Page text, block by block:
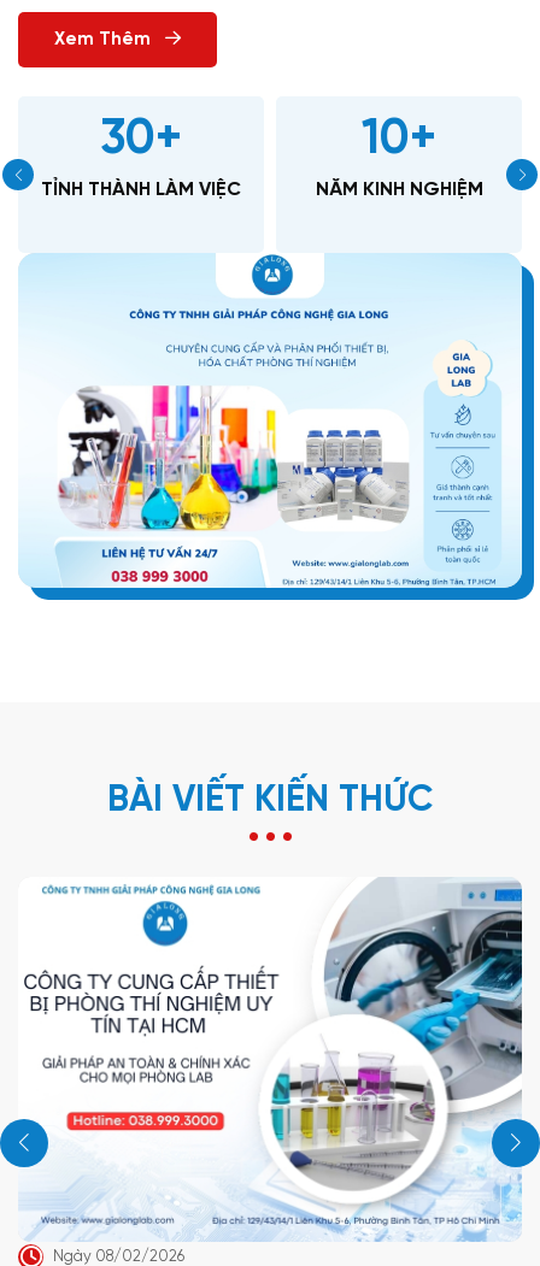
lượng làm nền tảng, Gia Long không ngừng mở rộng
Xem Thêm
30+
TỈNH THÀNH LÀM VIỆC
10+
NĂM KINH NGHIỆM
BÀI VIẾT KIẾN THỨC
Ngày 08/02/2026